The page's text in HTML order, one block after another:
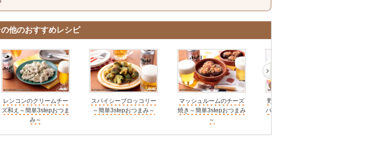
の他のおすすめレシピ
レンコンのクリームチー
ズ和え～簡単3stepおつま
み～
スパイシーブロッコリー
～簡単3stepおつまみ～
マッシュルームのチーズ
焼き～簡単3stepおつまみ
～
野菜たっぷり焼肉ビビン
バチャーハン～簡単3step